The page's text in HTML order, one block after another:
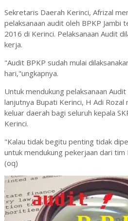
Sekretaris Daerah Kerinci, Afrizal
pelaksanaan audit oleh BPKP Jambi
2016 di Kerinci. Pelaksanaan Audit
kerja.
"Audit BPKP sudah mulai
hari,"ungkapnya.
Untuk mendukung pelaksanaan Audit
lanjutnya Bupati Kerinci, H Adi Rozal
keluar daerah bagi seluruh kepala
Kerinci.
"Kalau tidak begitu penting tidak
untuk mendukung pekerjaan dari tim
(oq)